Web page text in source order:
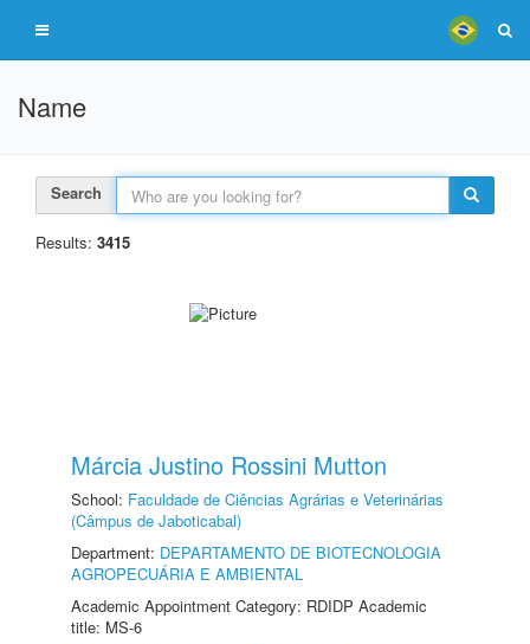
Name
Search
Results: 3415
Márcia Justino Rossini Mutton
School: Faculdade de Ciências Agrárias e Veterinárias
(Câmpus de Jaboticabal)
Department: DEPARTAMENTO DE BIOTECNOLOGIA
AGROPECUÁRIA E AMBIENTAL
Academic Appointment Category: RDIDP Academic
title: MS-6